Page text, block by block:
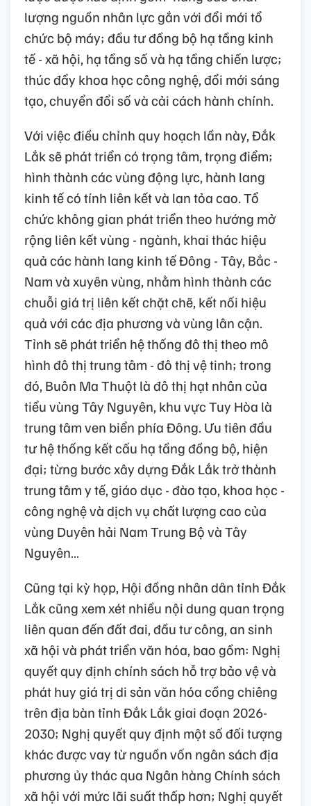
lượng nguồn nhân lực gắn với đổi mới tổ
chức bộ máy; đầu tư đồng bộ hạ tầng kinh
tế - xã hội, hạ tầng số và hạ tầng chiến lược;
thúc đẩy khoa học công nghệ, đổi mới sáng
tạo, chuyển đổi số và cải cách hành chính.
Với việc điều chỉnh quy hoạch lần này, Đắk
Lắk sẽ phát triển có trọng tâm, trọng điểm;
hình thành các vùng động lực, hành lang
kinh tế có tính liên kết và lan tỏa cao. Tổ
chức không gian phát triển theo hướng mở
rộng liên kết vùng - ngành, khai thác hiệu
quả các hành lang kinh tế Đông - Tây, Bắc -
Nam và xuyên vùng, nhằm hình thành các
chuỗi giá trị liên kết chặt chẽ, kết nối hiệu
quả với các địa phương và vùng lân cận.
Tỉnh sẽ phát triển hệ thống đô thị theo mô
hình đô thị trung tâm - đô thị vệ tinh; trong
đó, Buôn Ma Thuột là đô thị hạt nhân của
tiểu vùng Tây Nguyên, khu vực Tuy Hòa là
trung tâm ven biển phía Đông. Ưu tiên đầu
tư hệ thống kết cấu hạ tầng đồng bộ, hiện
đại; từng bước xây dựng Đắk Lắk trở thành
trung tâm y tế, giáo dục - đào tạo, khoa học -
công nghệ và dịch vụ chất lượng cao của
vùng Duyên hải Nam Trung Bộ và Tây
Nguyên…
Cũng tại kỳ họp, Hội đồng nhân dân tỉnh Đắk
Lắk cũng xem xét nhiều nội dung quan trọng
liên quan đến đất đai, đầu tư công, an sinh
xã hội và phát triển văn hóa, bao gồm: Nghị
quyết quy định chính sách hỗ trợ bảo vệ và
phát huy giá trị di sản văn hóa cồng chiêng
trên địa bàn tỉnh Đắk Lắk giai đoạn 2026-
2030; Nghị quyết quy định một số đối tượng
khác được vay từ nguồn vốn ngân sách địa
phương ủy thác qua Ngân hàng Chính sách
xã hội với mức lãi suất thấp hơn; Nghị quyết